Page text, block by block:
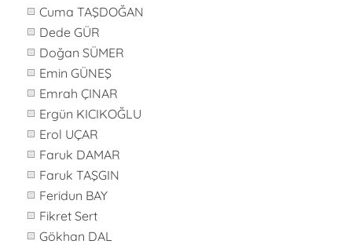
Cuma TAŞDOĞAN
Dede GÜR
Doğan SÜMER
Emin GÜNEŞ
Emrah ÇINAR
Ergün KICIKOĞLU
Erol UÇAR
Faruk DAMAR
Faruk TAŞGIN
Feridun BAY
Fikret Sert
Gökhan DAL